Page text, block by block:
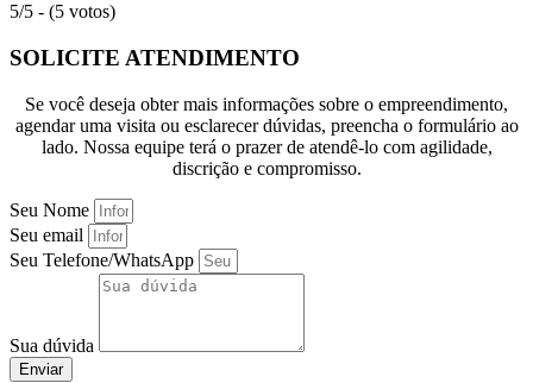
5/5 - (5 votos)
SOLICITE ATENDIMENTO
Se você deseja obter mais informações sobre o empreendimento,
agendar uma visita ou esclarecer dúvidas, preencha o formulário ao
lado. Nossa equipe terá o prazer de atendê-lo com agilidade,
discrição e compromisso.
Seu Nome
Seu email
Seu Telefone/WhatsApp
Sua dúvida
Enviar